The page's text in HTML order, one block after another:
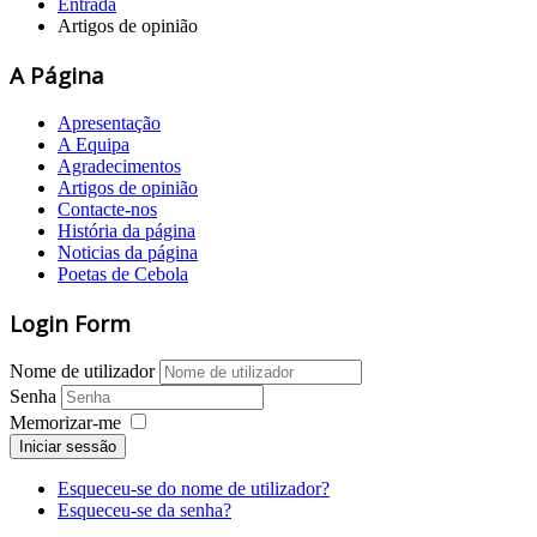
Entrada
Artigos de opinião
A Página
Apresentação
A Equipa
Agradecimentos
Artigos de opinião
Contacte-nos
História da página
Noticias da página
Poetas de Cebola
Login Form
Nome de utilizador
Senha
Memorizar-me
Iniciar sessão
Esqueceu-se do nome de utilizador?
Esqueceu-se da senha?